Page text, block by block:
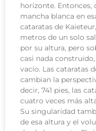
horizonte. Entonces,
mancha blanca en
cataratas de
metros de un solo
por su altura, pero
casi nada
vacío. Las cataratas
cambian la
decir, 741 pies, las
cuatro veces más
Su singularidad
de esa altura y el